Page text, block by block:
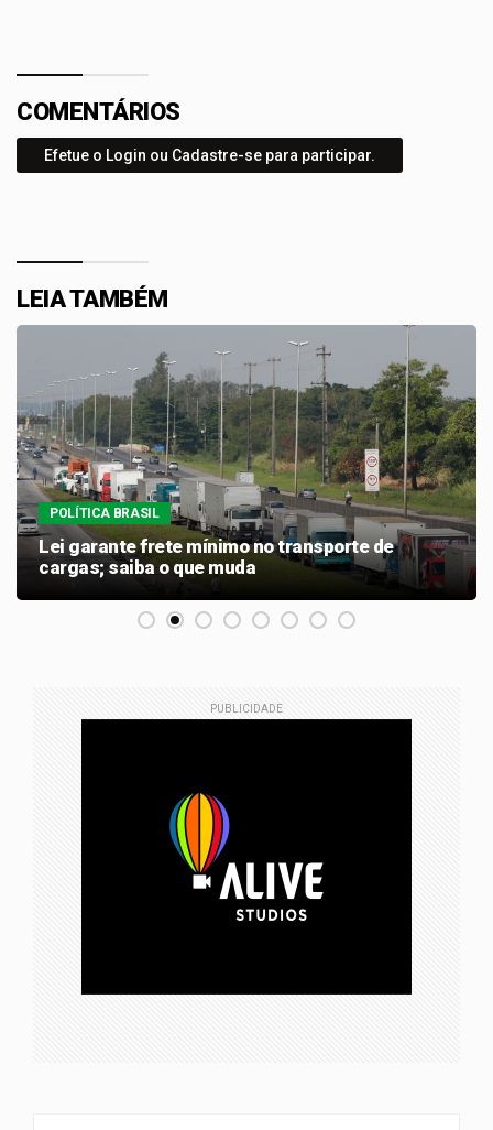
COMENTÁRIOS
Efetue o Login ou Cadastre-se para participar.
LEIA TAMBÉM
POLÍTICA BRASIL
PRD e Solidariedade decidem pela neutralidade
na eleição presidencial
PUBLICIDADE